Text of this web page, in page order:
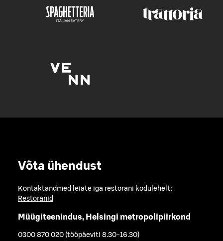
Võta ühendust
Kontaktandmed leiate iga restorani kodulehelt:
Restoranid
Müügiteenindus, Helsingi metropolipiirkond
0300 870 020 (tööpäeviti 8.30-16.30)